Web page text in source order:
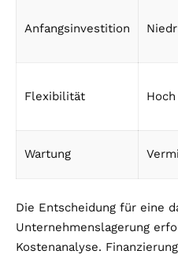
Anfangsinvestition
Flexibilität Hoch
Wartung
Die Entscheidung für eine
Unternehmenslagerung
Kostenanalyse.